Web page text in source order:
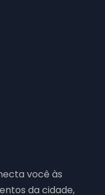
você às
da cidade,